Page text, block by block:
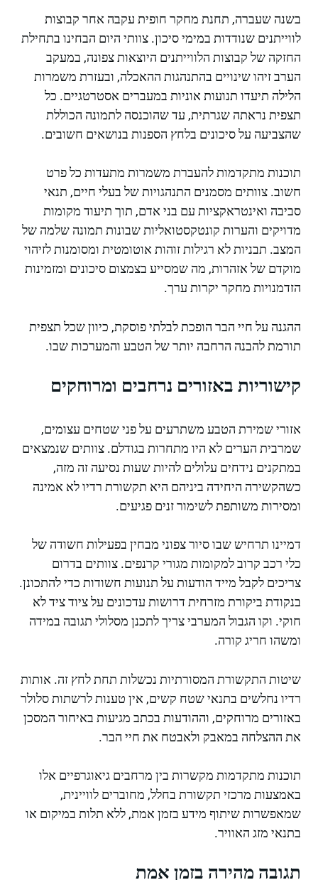
בשנה שעברה, תחנת מחקר חופית עקבה אחר קבוצות
לווייתנים שנודדות במימי סיכון. צוותי היום הבחינו בתחילת
החזקה של קבוצות הלווייתנים היוצאות צפונה, במעקב
הערב זיהו שינויים בהתנהגות ההאכלה, ובעזרת משמרות
הלילה תיעדו תנועות אוניות במעברים אסטרטגיים. כל
תצפית נראתה שגרתית, עד שהוכנסה לתמונה הכוללת
שהצביעה על סיכונים בלחץ הספנות בנושאים חשובים.
תוכנות מתקדמות להעברת משמרות מתעדות כל פרט
חשוב. צוותים מסמנים התנהגויות של בעלי חיים, תנאי
סביבה ואינטראקציות עם בני אדם, תוך תיעוד מקומות
מדויקים והערות קונטקסטואליות שבונות תמונה שלמה של
המצב. תבניות לא רגילות זוהות אוטומטית ומסומנות לזיהוי
מוקדם של אזהרות, מה שמסייע בצמצום סיכונים ומזמינות
הזדמנויות מחקר יקרות ערך.
ההגנה על חיי הבר הופכת לבלתי פוסקת, כיוון שכל תצפית
תורמת להבנה הרחבה יותר של הטבע והמערכות שבו.
קישוריות באזורים נרחבים ומרוחקים
אזורי שמירת הטבע משתרעים על פני שטחים עצומים,
שמרבית הערים לא היו מתחרות בגודלם. צוותים שנמצאים
במתקנים נידחים עלולים להיות שעות נסיעה זה מזה,
כשהקשירה היחידה ביניהם היא תקשורת רדיו לא אמינה
ומסירות משותפת לשימור זנים פגיעים.
דמיינו תרחיש שבו סיור צפוני מבחין בפעילות חשודה של
כלי רכב קרוב למקומות מגורי קרנפים. צוותים בדרום
צריכים לקבל מייד הודעות על תנועות חשודות כדי להתכונן.
בנקודת ביקורת מזרחית דרושות עדכונים על ציוד ציד לא
חוקי. וקו הגבול המערבי צריך לתכנן מסלולי תגובה במידה
ומשהו חריג קורה.
שיטות התקשורת המסורתיות נכשלות תחת לחץ זה. אותות
רדיו נחלשים בתנאי שטח קשים, אין טענות לרשתות סלולר
באזורים מרוחקים, וההודעות בכתב מגיעות באיחור המסכן
את ההצלחה במאבק ולאבטח את חיי הבר.
תוכנות מתקדמות מקשרות בין מרחבים גיאוגרפיים אלו
באמצעות מרכזי תקשורת בחלל, מחוברים לוויינית,
שמאפשרות שיתוף מידע בזמן אמת, ללא תלות במיקום או
בתנאי מזג האוויר.
תגובה מהירה בזמן אמת